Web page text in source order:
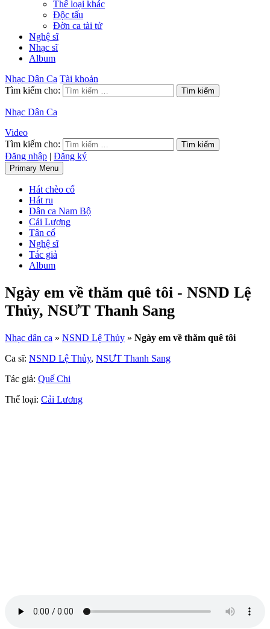
Thể loại khác
Độc tấu
Đờn ca tài tử
Nghệ sĩ
Nhạc sĩ
Album
Nhạc Dân Ca Tài khoản
Tìm kiếm cho:
Nhạc Dân Ca
Video
Tìm kiếm cho:
Đăng nhập | Đăng ký
Primary Menu
Hát chèo cổ
Hát ru
Dân ca Nam Bộ
Cải Lương
Tân cổ
Nghệ sĩ
Tác giả
Album
Ngày em về thăm quê tôi - NSND Lệ
Thủy, NSƯT Thanh Sang
Nhạc dân ca » NSND Lệ Thủy » Ngày em về thăm quê tôi
Ca sĩ: NSND Lệ Thủy, NSƯT Thanh Sang
Tác giả: Quế Chi
Thể loại: Cải Lương